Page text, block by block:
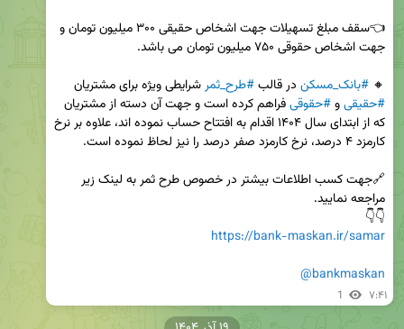
🔸 #بانک_مسکن در قالب #طرح_ثمر شرایطی ویژه برای مشتریان
#حقیقی و #حقوقی
👇👇
https://bank-maskan.ir/samar
@bankmaskan
1 ۷:۴۱